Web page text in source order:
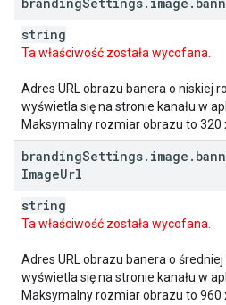
string
Ta właściwość została wycofana.
Adres URL obrazu banera o niskiej
wyświetla się na stronie kanału w
Maksymalny rozmiar obrazu to 320
brandingSettings. image .
ImageUrl
string
Ta właściwość została wycofana.
Adres URL obrazu banera o
wyświetla się na stronie kanału w
Maksymalny rozmiar obrazu to 960